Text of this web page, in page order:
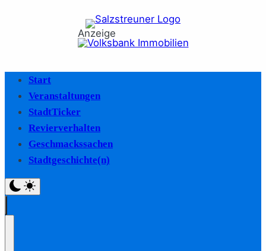
Anzeige
Start
Veranstaltungen
StadtTicker
Revierverhalten
Geschmackssachen
Stadtgeschichte(n)